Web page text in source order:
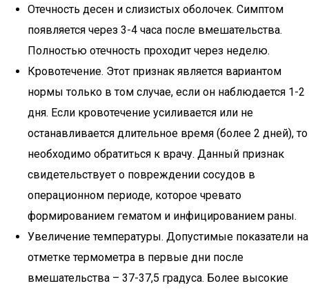
Отечность десен и слизистых оболочек. Симптом
появляется через 3-4 часа после вмешательства.
Полностью отечность проходит через неделю.
Кровотечение. Этот признак является вариантом
нормы только в том случае, если он наблюдается 1-2
дня. Если кровотечение усиливается или не
останавливается длительное время (более 2 дней), то
необходимо обратиться к врачу. Данный признак
свидетельствует о повреждении сосудов в
операционном периоде, которое чревато
формированием гематом и инфицированием раны.
Увеличение температуры. Допустимые показатели на
отметке термометра в первые дни после
вмешательства – 37-37,5 градуса. Более высокие